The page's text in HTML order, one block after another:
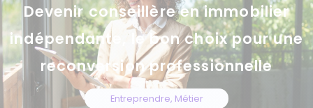
Devenir conseillère en immobilier
indépendante, le bon choix pour une
reconversion professionnelle
Entreprendre, Métier